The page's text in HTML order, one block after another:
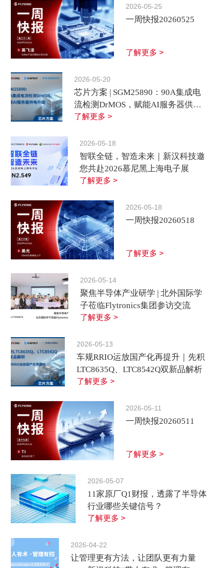
2026-05-25
一周快报20260525
了解更多 >
2026-05-20
芯片方案 | SGM25890：90A集成电
流检测DrMOS，赋能AI服务器供电
升级
了解更多 >
2026-05-18
智联全链，智造未来｜新汉科技邀
您共赴2026慕尼黑上海电子展
了解更多 >
2026-05-18
一周快报20260518
了解更多 >
2026-05-14
聚焦半导体产业研学 | 北外国际学
子莅临Flytronics集团参访交流
了解更多 >
2026-05-13
车规RRIO运放国产化再提升｜先积
LTC8635Q、LTC8542Q双新品解析
了解更多 >
2026-05-11
一周快报20260511
了解更多 >
2026-05-07
11家原厂Q1财报，透露了半导体
行业哪些关键信号？
了解更多 >
2026-04-22
让管理更有方法，让团队更有力量